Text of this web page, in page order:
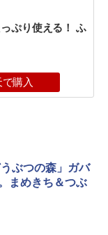
ぷり使える！ ふ
購入
ぶつの森」ガバ
まめきち＆つぶ